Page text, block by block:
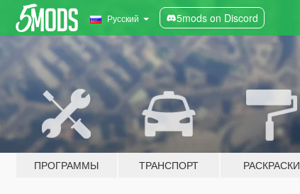
Русский 5mods on Discord
ПРОГРАММЫ ТРАНСПОРТ РАСКРАСКИ